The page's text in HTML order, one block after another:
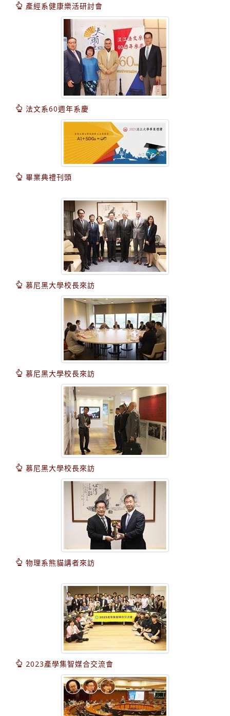
產經系健康樂活研討會
法文系60週年系慶
畢業典禮刊頭
慕尼黑大學校長來訪
慕尼黑大學校長來訪
慕尼黑大學校長來訪
物理系熊貓講者來訪
2023產學集智媒合交流會